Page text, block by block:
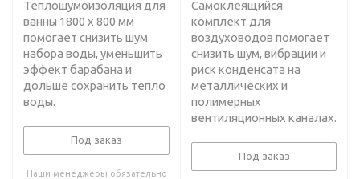
Теплошумоизоляция для
ванны 1800 x 800 мм
помогает снизить шум
набора воды, уменьшить
эффект барабана и
дольше сохранить тепло
воды.
Под заказ
Наши менеджеры обязательно
Самоклеящийся
комплект для
воздуховодов помогает
снизить шум, вибрации и
риск конденсата на
металлических и
полимерных
вентиляционных каналах.
Под заказ